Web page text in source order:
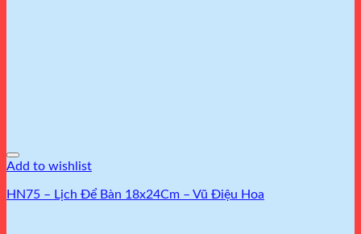
Add to wishlist
HN75 – Lịch Để Bàn 18x24Cm – Vũ Điệu Hoa